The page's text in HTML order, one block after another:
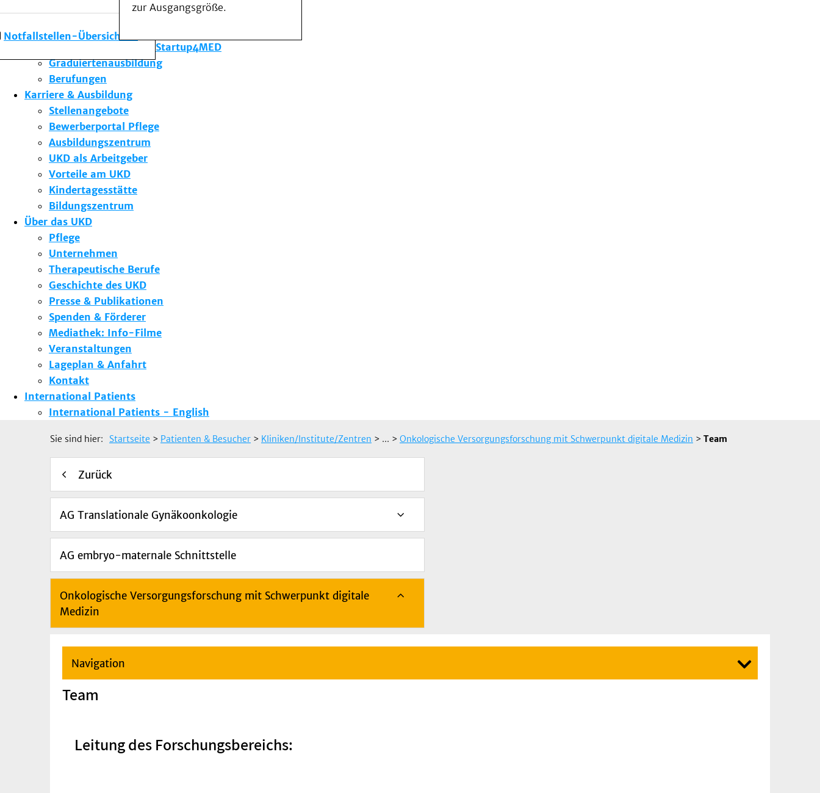
Notfallstellen-Übersicht
zur Ausgangsgröße.
Forschung am UKD
Studium & Lehre
Gründungsförderung Startup4MED
Graduiertenausbildung
Berufungen
Karriere & Ausbildung
Stellenangebote
Bewerberportal Pflege
Ausbildungszentrum
UKD als Arbeitgeber
Vorteile am UKD
Kindertagesstätte
Bildungszentrum
Über das UKD
Pflege
Unternehmen
Therapeutische Berufe
Geschichte des UKD
Presse & Publikationen
Spenden & Förderer
Mediathek: Info-Filme
Veranstaltungen
Lageplan & Anfahrt
Kontakt
International Patients
International Patients - English
Sie sind hier: Startseite > Patienten & Besucher > Kliniken/Institute/Zentren > ... > Onkologische Versorgungsforschung mit Schwerpunkt digitale Medizin > Team
Zurück
AG Translationale Gynäkoonkologie
AG embryo-maternale Schnittstelle
Onkologische Versorgungsforschung mit Schwerpunkt digitale
Medizin
Navigation
Team
Leitung des Forschungsbereichs: